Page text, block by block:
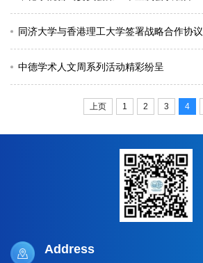
同济大学与香港理工大学签署战略合作协议
中德学术人文周系列活动精彩纷呈
上页 1 2 3 4
Address